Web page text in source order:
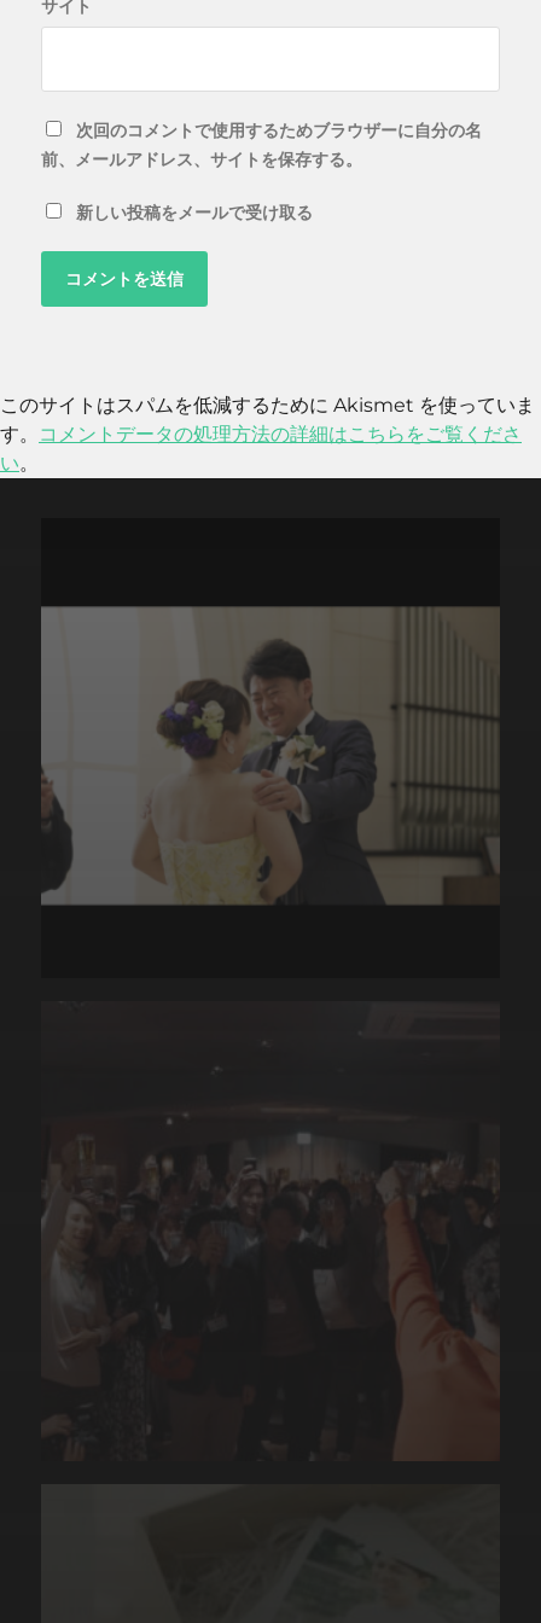
サイト
次回のコメントで使用するためブラウザーに自分の名
前、メールアドレス、サイトを保存する。
新しい投稿をメールで受け取る
このサイトはスパムを低減するために Akismet を使っていま
す。
コメントデータの処理方法の詳細はこちらをご覧くださ
い。